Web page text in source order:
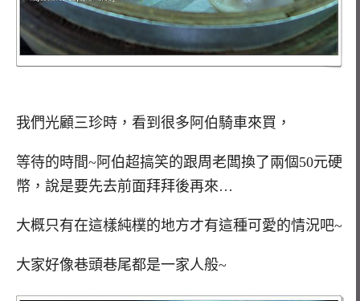
我們光顧三珍時，看到很多阿伯騎車來買，
等待的時間~阿伯超搞笑的跟周老闆換了兩個50元硬
幣，說是要先去前面拜拜後再來…
大概只有在這樣純樸的地方才有這種可愛的情況吧~
大家好像巷頭巷尾都是一家人般~